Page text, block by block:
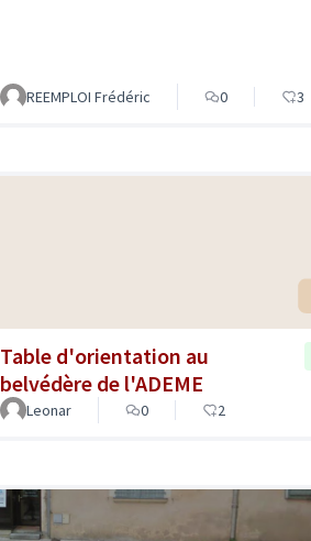
REEMPLOI Frédéric 0 3
Table d'orientation au
belvédère de l'ADEME
Leonar 0 2